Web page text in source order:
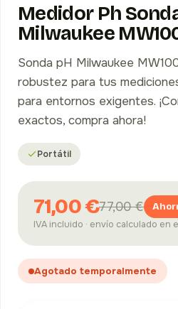
Medidor Ph
Milwaukee
Sonda pH Milwaukee
robustez para tus
para entornos exigentes.
exactos, compra ahora!
Portátil
71,00 €77,00 €
IVA incluido · envío calculado en
Agotado temporalmente